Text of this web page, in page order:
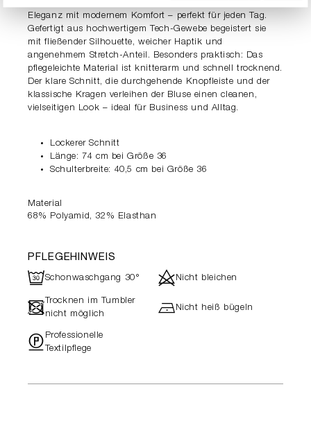
Eleganz mit modernem Komfort – perfekt für jeden Tag.
Gefertigt aus hochwertigem Tech-Gewebe begeistert sie
mit fließender Silhouette, weicher Haptik und
angenehmem Stretch-Anteil. Besonders praktisch: Das
pflegeleichte Material ist knitterarm und schnell trocknend.
Der klare Schnitt, die durchgehende Knopfleiste und der
klassische Kragen verleihen der Bluse einen cleanen,
vielseitigen Look – ideal für Business und Alltag.
Lockerer Schnitt
Länge: 74 cm bei Größe 36
Schulterbreite: 40,5 cm bei Größe 36
Material
68% Polyamid, 32% Elasthan
PFLEGEHINWEIS
RSchonwaschgang 30° dNicht bleichen
- Trocknen im Tumbler
nicht möglich
hNicht heiß bügeln
"Professionelle
Textilpflege